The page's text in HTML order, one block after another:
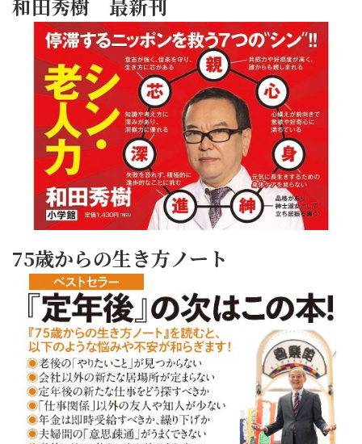
和田秀樹 最新刊
75歳からの生き方ノート